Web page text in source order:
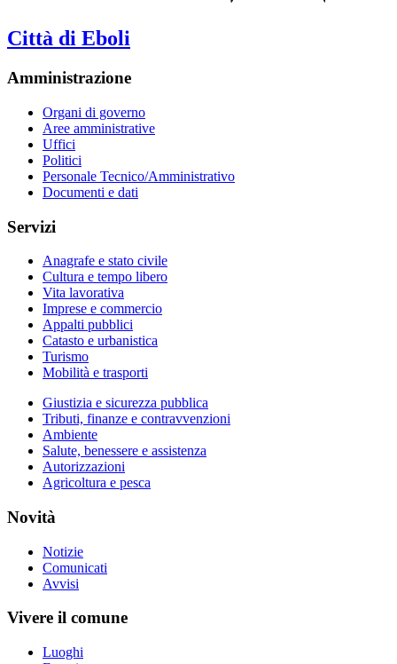
Città di Eboli
Amministrazione
Organi di governo
Aree amministrative
Uffici
Politici
Personale Tecnico/Amministrativo
Documenti e dati
Servizi
Anagrafe e stato civile
Cultura e tempo libero
Vita lavorativa
Imprese e commercio
Appalti pubblici
Catasto e urbanistica
Turismo
Mobilità e trasporti
Giustizia e sicurezza pubblica
Tributi, finanze e contravvenzioni
Ambiente
Salute, benessere e assistenza
Autorizzazioni
Agricoltura e pesca
Novità
Notizie
Comunicati
Avvisi
Vivere il comune
Luoghi